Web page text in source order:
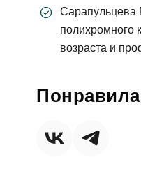
Сарапульцева
полихромного
возраста и